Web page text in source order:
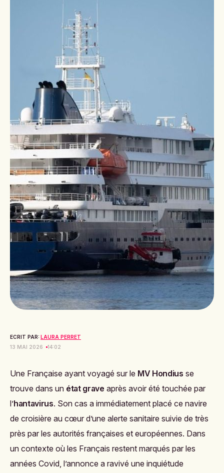
ECRIT PAR: LAURA PERRET
13 MAI 2026
14:02
Une Française ayant voyagé sur le MV Hondius se
trouve dans un état grave après avoir été touchée par
l’hantavirus. Son cas a immédiatement placé ce navire
de croisière au cœur d’une alerte sanitaire suivie de très
près par les autorités françaises et européennes. Dans
un contexte où les Français restent marqués par les
années Covid, l’annonce a ravivé une inquiétude